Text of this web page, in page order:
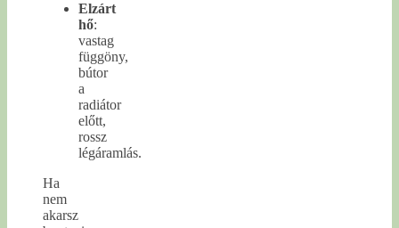
Elzárt
hő:
vastag
függöny,
bútor
a
radiátor
előtt,
rossz
légáramlás.
Ha
nem
akarsz